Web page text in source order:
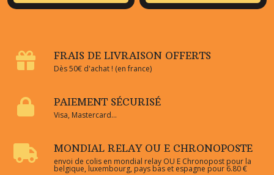
FRAIS DE LIVRAISON OFFERTS
Dès 50€ d'achat ! (en france)
PAIEMENT SÉCURISÉ
Visa, Mastercard...
MONDIAL RELAY OU E CHRONOPOSTE
envoi de colis en mondial relay OU E Chronopost pour la
belgique, luxembourg, pays bas et espagne pour 6.80 €